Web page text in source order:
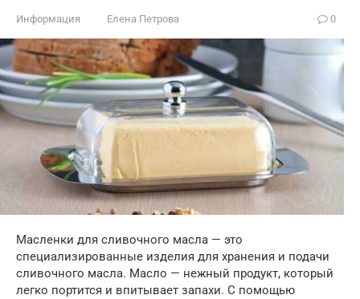
Информация Елена Петрова 0
Масленки для сливочного масла — это
специализированные изделия для хранения и подачи
сливочного масла. Масло — нежный продукт, который
легко портится и впитывает запахи. С помощью